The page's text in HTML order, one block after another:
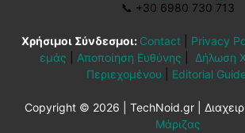
📞 +30 6980 730 713
Χρήσιμοι Σύνδεσμοι: Contact Privacy
εμάς
Αποποίηση Ευθύνης
Δήλωση
Περιεχομένου
Editorial
Copyright © 2026 | TechNoid.gr |
Μάριζας